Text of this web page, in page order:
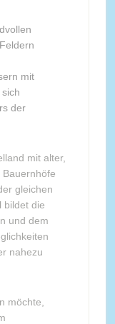
mit
der
mit alter,
gleichen
bildet die
und dem
nahezu
möchte,